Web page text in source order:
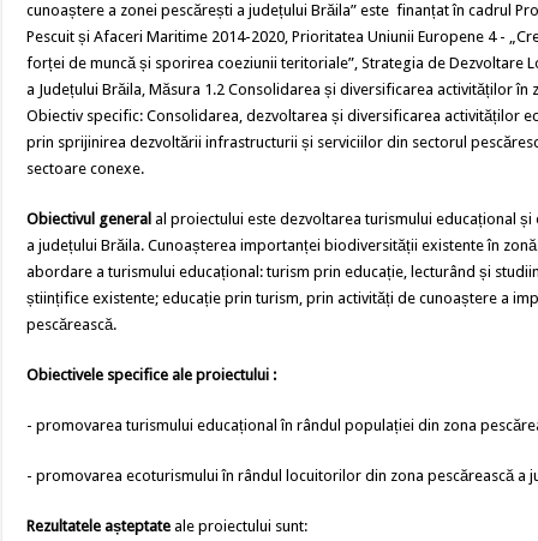
cunoaștere a zonei pescărești a județului Brăila” este finanțat în cadrul
Pescuit și Afaceri Maritime 2014-2020, Prioritatea Uniunii Europene 4 -
forței de muncă și sporirea coeziunii teritoriale”, Strategia de Dezvoltare
a Județului Brăila, Măsura 1.2 Consolidarea și diversificarea activităților în
Obiectiv specific: Consolidarea, dezvoltarea și diversificarea activităților
prin sprijinirea dezvoltării infrastructurii și serviciilor din sectorul
sectoare conexe.
Obiectivul general al proiectului este dezvoltarea turismului educațional și
a județului Brăila. Cunoașterea importanței biodiversității existente în
abordare a turismului educațional: turism prin educație, lecturând și
științifice existente; educație prin turism, prin activități de cunoaștere a
pescărească.
Obiectivele specifice ale proiectului :
- promovarea turismului educațional în rândul populației din zona
- promovarea ecoturismului în rândul locuitorilor din zona pescărească a
Rezultatele așteptate ale proiectului sunt: